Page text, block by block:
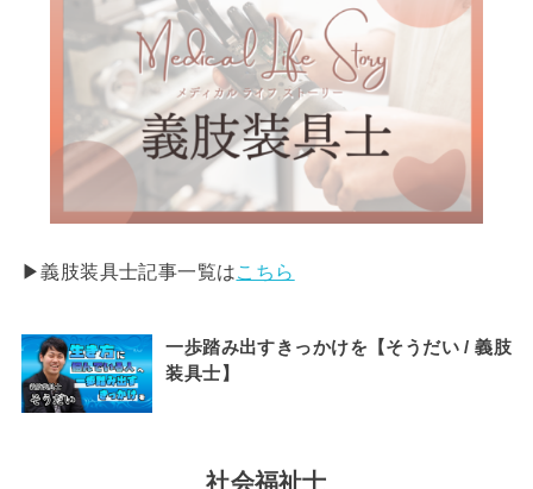
▶︎義肢装具士記事一覧はこちら
一歩踏み出すきっかけを【そうだい / 義肢
装具士】
社会福祉士